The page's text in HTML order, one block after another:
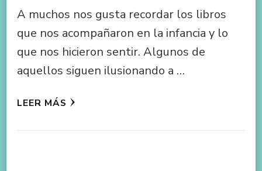
A muchos nos gusta recordar los libros
que nos acompañaron en la infancia y lo
que nos hicieron sentir. Algunos de
aquellos siguen ilusionando a …
LEER MÁS